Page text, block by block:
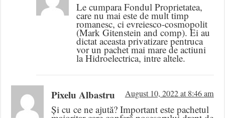
Le cumpara Fondul Proprietatea,
care nu mai este de mult timp
romanesc, ci evreiesco-cosmopolit
(Mark Gitenstein and comp). Ei au
dictat aceasta privatizare pentruca
vor un pachet mai mare de actiuni
la Hidroelectrica, intre altele.
Pixelu Albastru August 10, 2022 at 8:46 am
Și cu ce ne ajută? Important este pachetul